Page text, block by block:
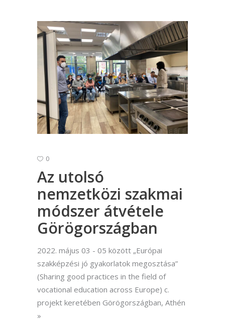
0
Az utolsó
nemzetközi szakmai
módszer átvétele
Görögországban
2022. május 03 - 05 között „Európai
szakképzési jó gyakorlatok megosztása”
(Sharing good practices in the field of
vocational education across Europe) c.
projekt keretében Görögországban, Athén